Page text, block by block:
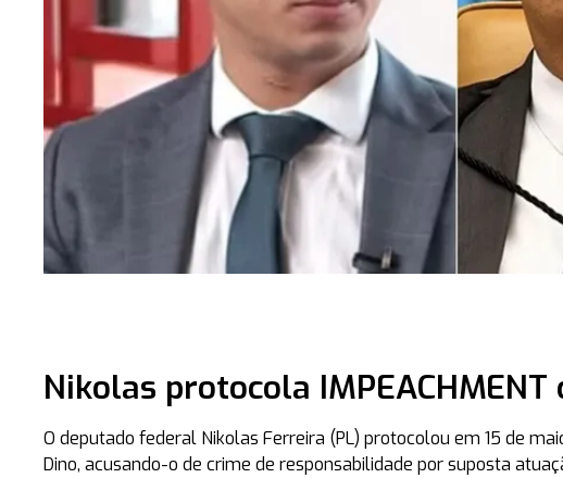
Nikolas protocola
O deputado federal Nikolas Ferreira (PL) protocolou em 15 de
Dino, acusando-o de crime de responsabilidade por suposta